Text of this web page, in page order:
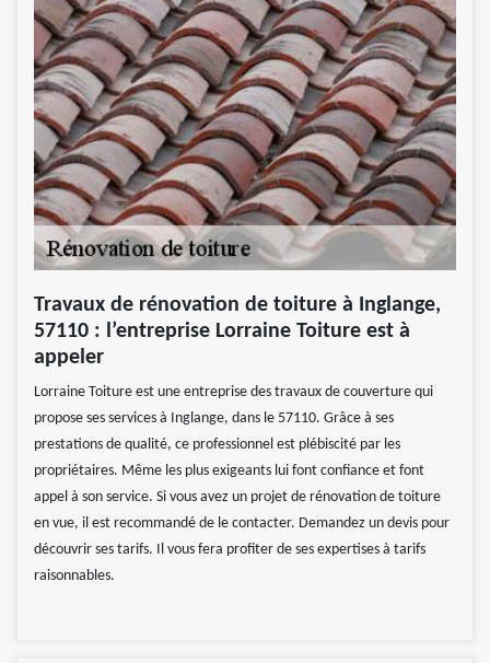
Travaux de rénovation de toiture à Inglange,
57110 : l’entreprise Lorraine Toiture est à
appeler
Lorraine Toiture est une entreprise des travaux de couverture qui
propose ses services à Inglange, dans le 57110. Grâce à ses
prestations de qualité, ce professionnel est plébiscité par les
propriétaires. Même les plus exigeants lui font confiance et font
appel à son service. Si vous avez un projet de rénovation de toiture
en vue, il est recommandé de le contacter. Demandez un devis pour
découvrir ses tarifs. Il vous fera profiter de ses expertises à tarifs
raisonnables.